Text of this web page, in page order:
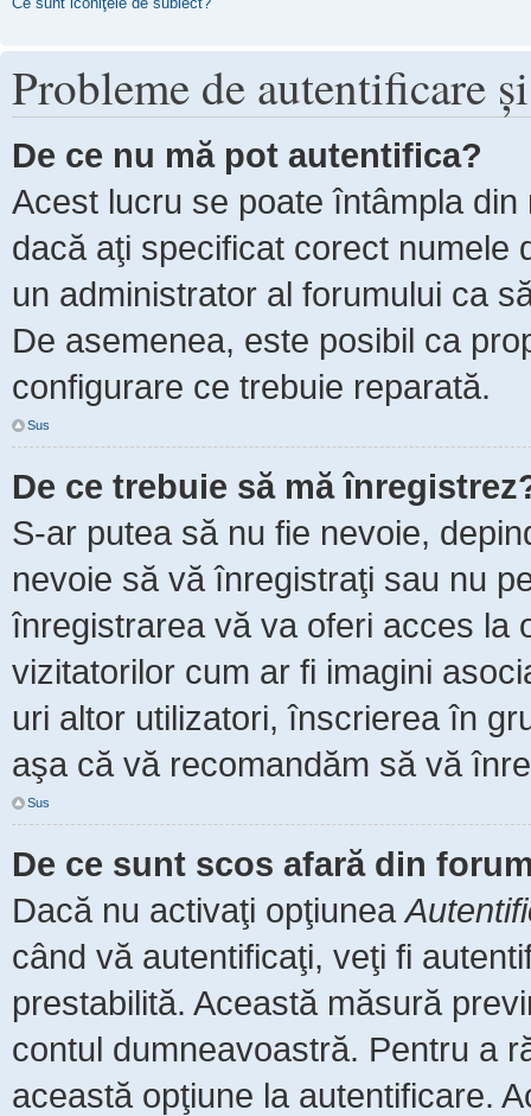
Probleme de autentificare
De ce nu mă pot autentifica?
Acest lucru se poate întâmpla
dacă aţi specificat corect numele
un administrator al forumului ca
De asemenea, este posibil ca
configurare ce trebuie reparată.
Sus
De ce trebuie să mă
S-ar putea să nu fie nevoie,
nevoie să vă înregistraţi sau nu
înregistrarea vă va oferi acces la
vizitatorilor cum ar fi imagini
uri altor utilizatori, înscrierea în
aşa că vă recomandăm să vă
Sus
De ce sunt scos afară din
Dacă nu activaţi opţiunea
când vă autentificaţi, veţi fi
prestabilită. Această măsură
contul dumneavoastră. Pentru a
această opţiune la autentificare.